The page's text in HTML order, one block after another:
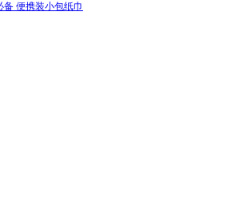
备 便携装小包纸巾